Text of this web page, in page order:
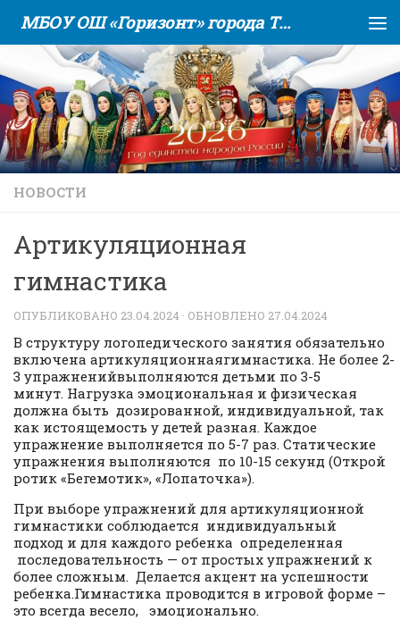
Skip to content МБОУ ОШ «Горизонт» города Тюмени
НОВОСТИ
Артикуляционная
гимнастика
ОПУБЛИКОВАНО 23.04.2024 · ОБНОВЛЕНО 27.04.2024
В структуру логопедического занятия обязательно
включена артикуляционнаягимнастика. Не более 2-
3 упражненийвыполняются детьми по 3-5
минут. Нагрузка эмоциональная и физическая
должна быть дозированной, индивидуальной, так
как истоящемость у детей разная. Каждое
упражнение выполняется по 5-7 раз. Статические
упражнения выполняются по 10-15 секунд (Открой
ротик «Бегемотик», «Лопаточка»).
При выборе упражнений для артикуляционной
гимнастики соблюдается индивидуальный
подход и для каждого ребенка определенная
последовательность — от простых упражнений к
более сложным. Делается акцент на успешности
ребенка.Гимнастика проводится в игровой форме –
это всегда весело, эмоционально.